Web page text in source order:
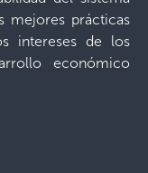
mejores prácticas
intereses de los
económico